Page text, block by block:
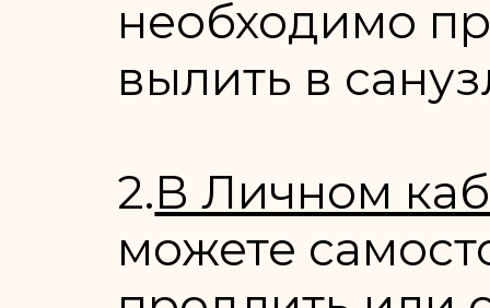
необходимо
вылить в
2.В Личном
можете